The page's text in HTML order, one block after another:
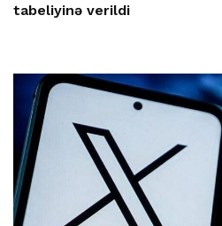
tabeliyinə verildi